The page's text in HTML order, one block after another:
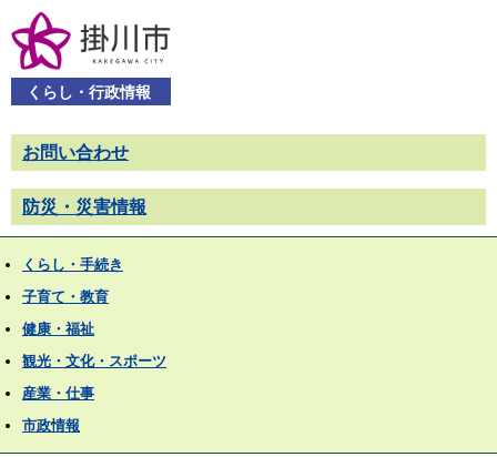
くらし・行政情報
お問い合わせ
防災・災害情報
くらし・手続き
子育て・教育
健康・福祉
観光・文化・スポーツ
産業・仕事
市政情報